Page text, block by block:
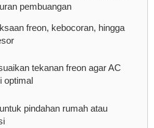
pembuangan
freon, kebocoran, hingga
tekanan freon agar AC
optimal
pindahan rumah atau